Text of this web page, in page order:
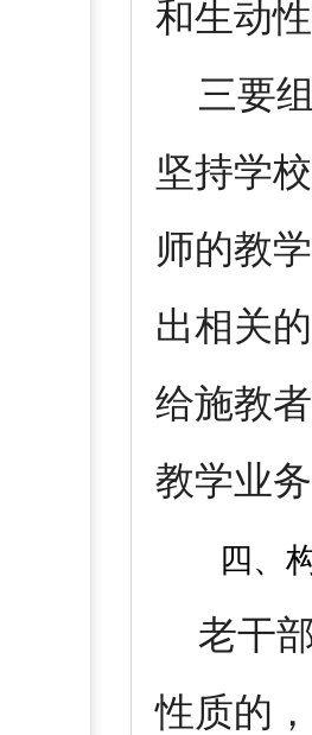
和生动
三要组
坚持学
师的教
出相关
给施教
教学业
四、
老干部
性质的